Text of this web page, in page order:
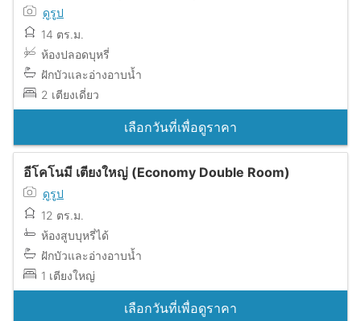
ดูรูป
14 ตร.ม.
ห้องปลอดบุหรี่
ฝักบัวและอ่างอาบน้ำ
2 เตียงเดี่ยว
เลือกวันที่เพื่อดูราคา
อีโคโนมี เตียงใหญ่ (Economy Double Room)
ดูรูป
12 ตร.ม.
ห้องสูบบุหรี่ได้
ฝักบัวและอ่างอาบน้ำ
1 เตียงใหญ่
เลือกวันที่เพื่อดูราคา